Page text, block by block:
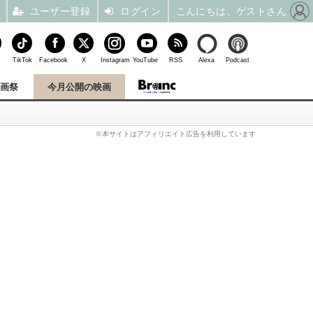
祭 今月公開の映画
※本サイトはアフィリエイト広告を利用しています
TikTok Facebook X Instagram YouTube RSS Alexa Podcast
ユーザー登録 ログイン こんにちは、ゲストさん